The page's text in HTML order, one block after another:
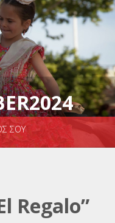
ΣΟΥ
Regalo”